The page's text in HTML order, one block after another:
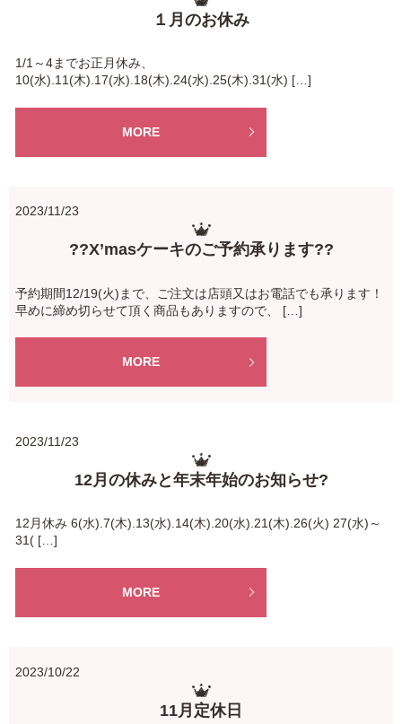
１月のお休み
1/1～4までお正月休み、
10(水).11(木).17(水).18(木).24(水).25(木).31(水) […]
MORE
2023/11/23
??X’masケーキのご予約承ります??
予約期間12/19(火)まで、ご注文は店頭又はお電話でも承ります！
早めに締め切らせて頂く商品もありますので、 […]
MORE
2023/11/23
12月の休みと年末年始のお知らせ?
12月休み 6(水).7(木).13(水).14(木).20(水).21(木).26(火) 27(水)～
31( […]
MORE
2023/10/22
11月定休日